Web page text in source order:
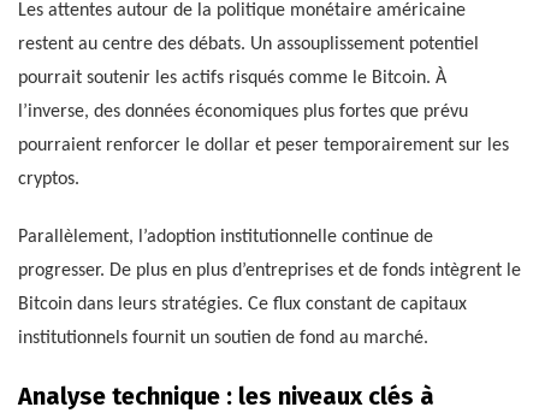
Les attentes autour de la politique monétaire américaine
restent au centre des débats. Un assouplissement potentiel
pourrait soutenir les actifs risqués comme le Bitcoin. À
l’inverse, des données économiques plus fortes que prévu
pourraient renforcer le dollar et peser temporairement sur les
cryptos.
Parallèlement, l’adoption institutionnelle continue de
progresser. De plus en plus d’entreprises et de fonds intègrent le
Bitcoin dans leurs stratégies. Ce flux constant de capitaux
institutionnels fournit un soutien de fond au marché.
Analyse technique : les niveaux clés à